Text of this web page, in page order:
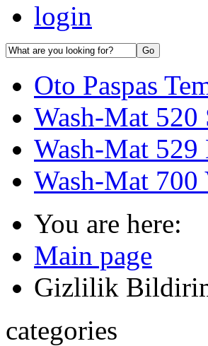
login
Oto Paspas
Wash-Mat 520
Wash-Mat
Wash-Mat 700
You are here:
Main page
Gizlilik
categories